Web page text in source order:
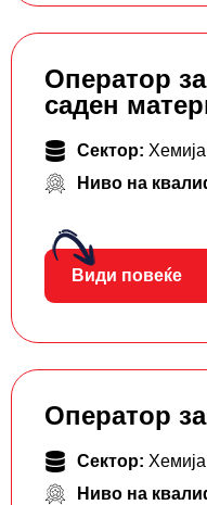
Оператор
саден
Сектор: Хемија
Ниво на
Види повеќе
Оператор
Сектор: Хемија
Ниво на